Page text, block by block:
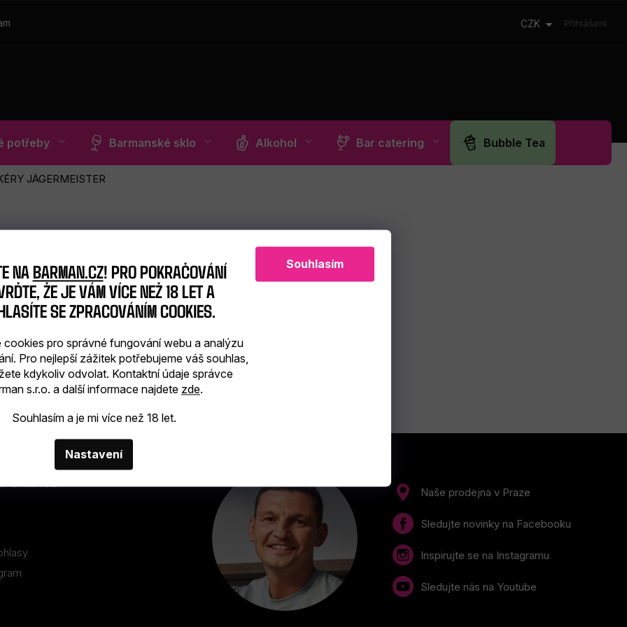
NABARMAN.CZ! PRO POKRAČOVÁNÍ
ŽE JE VÁM VÍCE NEŽ 18 LET A
SE ZPRACOVÁNÍM COOKIES.
cookies pro správné fungování webu a analýzu
Pro nejlepší zážitek potřebujeme váš souhlas,
kdykoliv odvolat. Kontaktní údaje správce
s.r.o. a další informace najdete zde.
Souhlasím a je mi více než 18 let.
Nastavení
Souhlasím
CZK Přihlášení
potřeby Barmanské sklo Alkohol Bar catering Bubble Tea
JÄGERMEISTER
Naše prodejna v Praze
Sledujte novinky na Facebooku
Inspirujte se na Instagramu
Sledujte nás na Youtube